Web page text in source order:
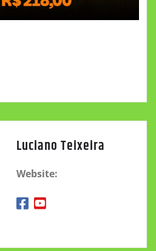
Luciano Teixeira
Website: